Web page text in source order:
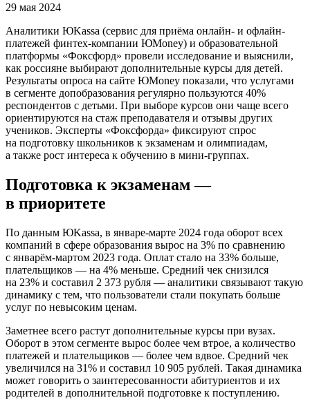
29 мая 2024
Аналитики ЮKassa (сервис для приёма онлайн- и офлайн-
платежей финтех-компании ЮMoney) и образовательной
платформы «Фоксфорд» провели исследование и выяснили,
как россияне выбирают дополнительные курсы для детей.
Результаты опроса на сайте ЮMoney показали, что услугами
в сегменте допобразования регулярно пользуются 40%
респондентов с детьми. При выборе курсов они чаще всего
ориентируются на стаж преподавателя и отзывы других
учеников. Эксперты «Фоксфорда» фиксируют спрос
на подготовку школьников к экзаменам и олимпиадам,
а также рост интереса к обучению в мини-группах.
Подготовка к экзаменам —
в приоритете
По данным ЮKassa, в январе-марте 2024 года оборот всех
компаний в сфере образования вырос на 3% по сравнению
с январём-мартом 2023 года. Оплат стало на 33% больше,
плательщиков — на 4% меньше. Средний чек снизился
на 23% и составил 2 373 рубля — аналитики связывают такую
динамику с тем, что пользователи стали покупать больше
услуг по невысоким ценам.
Заметнее всего растут дополнительные курсы при вузах.
Оборот в этом сегменте вырос более чем втрое, а количество
платежей и плательщиков — более чем вдвое. Средний чек
увеличился на 31% и составил 10 905 рублей. Такая динамика
может говорить о заинтересованности абитуриентов и их
родителей в дополнительной подготовке к поступлению.